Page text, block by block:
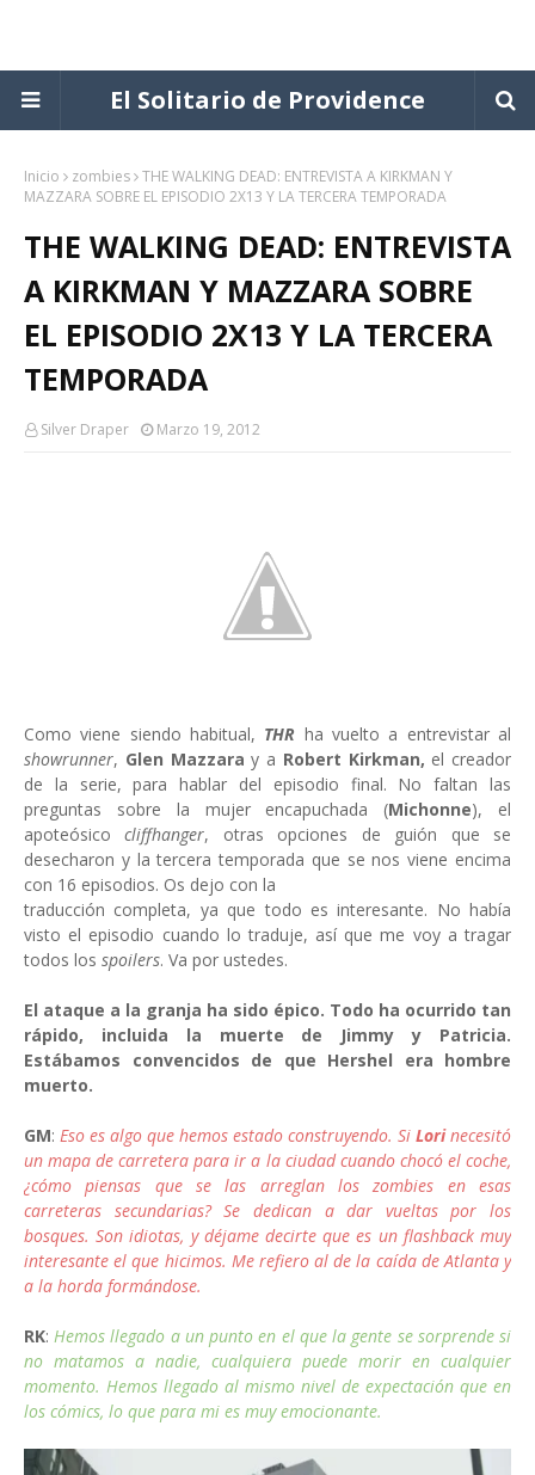
El Solitario de Providence
Inicio zombies THE WALKING DEAD: ENTREVISTA A KIRKMAN Y
MAZZARA SOBRE EL EPISODIO 2X13 Y LA TERCERA TEMPORADA
THE WALKING DEAD: ENTREVISTA
A KIRKMAN Y MAZZARA SOBRE
EL EPISODIO 2X13 Y LA TERCERA
TEMPORADA
Silver Draper Marzo 19, 2012
Como viene siendo habitual, THR ha vuelto a entrevistar al
showrunner, Glen Mazzara y a Robert Kirkman, el creador
de la serie, para hablar del episodio final. No faltan las
preguntas sobre la mujer encapuchada (Michonne), el
apoteósicocliffhanger, otras opciones de guión que se
desecharon y la tercera temporada que se nos viene encima
con 16 episodios. Os dejo con la
traducción completa, ya que todo es interesante. No había
visto el episodio cuando lo traduje, así que me voy a tragar
todos los spoilers. Va por ustedes.
El ataque a la granja ha sido épico. Todo ha ocurrido tan
rápido, incluida la muerte de Jimmy y Patricia.
Estábamos convencidos de que Hershel era hombre
muerto.
GM: Eso es algo que hemos estado construyendo. Si Lorinecesitó
un mapa de carretera para ir a la ciudad cuando chocó el coche,
¿cómo piensas que se las arreglan los zombies en esas
carreteras secundarias? Se dedican a dar vueltas por los
bosques. Son idiotas, y déjame decirte que es un flashback muy
interesante el que hicimos. Me refiero al de la caída de Atlanta y
a la horda formándose.
RK: Hemos llegado a un punto en el que la gente se sorprende si
no matamos a nadie, cualquiera puede morir en cualquier
momento. Hemos llegado al mismo nivel de expectación que en
los cómics, lo que para mi es muy emocionante.